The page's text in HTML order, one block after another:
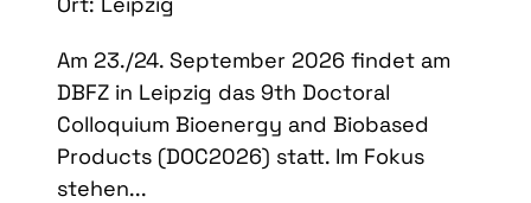
Am 23./24. September 2026 findet am
DBFZ in Leipzig das 9th Doctoral
Colloquium Bioenergy and Biobased
Products (DOC2026) statt. Im Fokus
stehen...